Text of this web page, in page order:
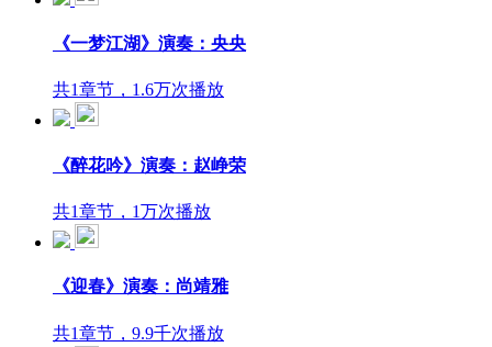
《一梦江湖》演奏：央央
共1章节，1.6万次播放
《醉花吟》演奏：赵峥荣
共1章节，1万次播放
《迎春》演奏：尚靖雅
共1章节，9.9千次播放